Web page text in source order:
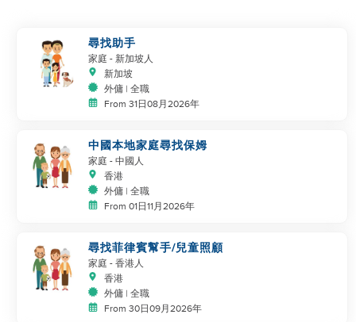
尋找助手
家庭 - 新加坡人
新加坡
外傭 | 全職
From 31日08月2026年
中國本地家庭尋找保姆
家庭 - 中國人
香港
外傭 | 全職
From 01日11月2026年
尋找菲律賓幫手/兒童照顧
家庭 - 香港人
香港
外傭 | 全職
From 30日09月2026年